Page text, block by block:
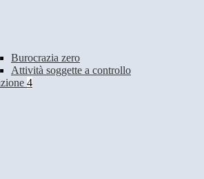
Burocrazia zero
Attività soggette a controllo
4